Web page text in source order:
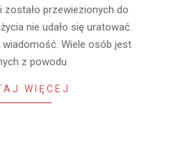
zostało przewiezionych do
nie udało się uratować.
wiadomość. Wiele osób jest
z powodu
WIĘCEJ